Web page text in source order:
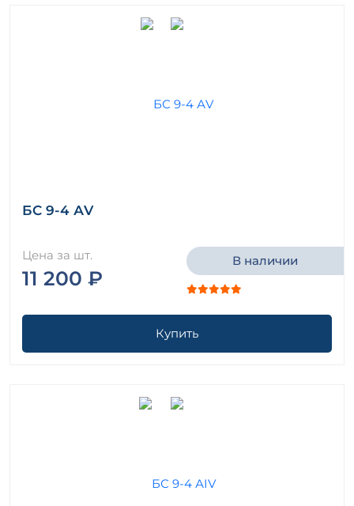
БС 9-4 АV
Цена за шт.
11 200 ₽
В наличии
Купить